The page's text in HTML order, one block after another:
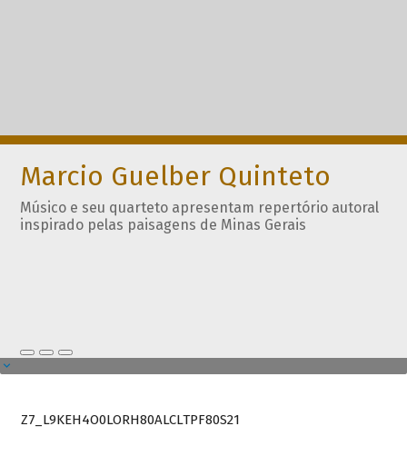
Marcio Guelber Quinteto
Músico e seu quarteto apresentam repertório autoral
inspirado pelas paisagens de Minas Gerais
Z7_L9KEH4O0LORH80ALCLTPF80S21